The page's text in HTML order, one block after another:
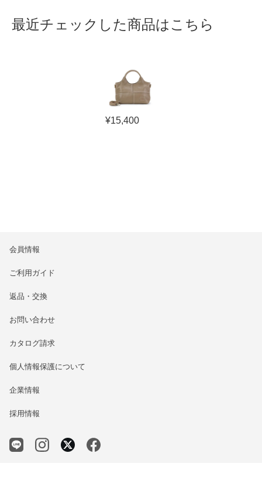
最近チェックした商品はこちら
¥15,400
会員情報
ご利用ガイド
返品・交換
お問い合わせ
カタログ請求
個人情報保護について
企業情報
採用情報